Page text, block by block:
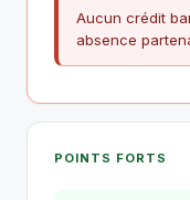
Aucun crédit
absence
POINTS FORTS